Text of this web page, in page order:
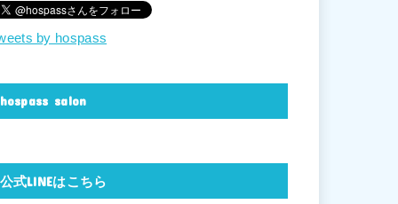
by hospass
hospass salon
公式LINEはこちら